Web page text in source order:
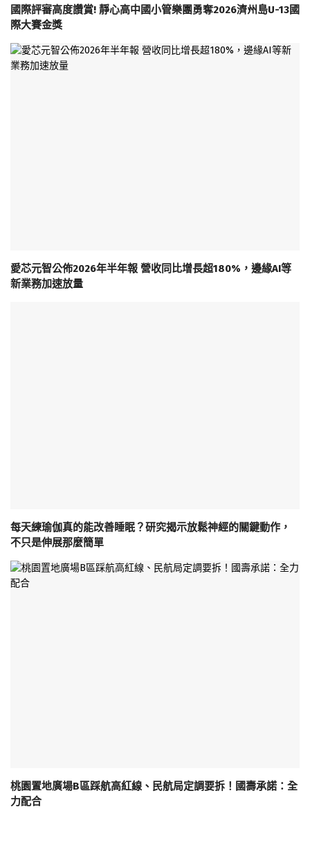
國際評審高度讚賞! 靜心高中國小管樂團勇奪2026濟州島U-13國
際大賽金獎
愛芯元智公佈2026年半年報 營收同比增長超180%，邊緣AI等
新業務加速放量
每天練瑜伽真的能改善睡眠？研究揭示放鬆神經的關鍵動作，
不只是伸展那麼簡單
桃園置地廣場B區踩航高紅線、民航局定調要拆！國壽承諾：全
力配合